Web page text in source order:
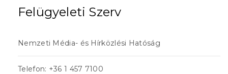
Felügyeleti Szerv
Nemzeti Média- és Hírközlési Hatóság
Telefon: +36 1 457 7100